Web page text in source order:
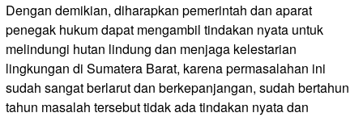
Dengan demikian, diharapkan pemerintah dan aparat
penegak hukum dapat mengambil tindakan nyata untuk
melindungi hutan lindung dan menjaga kelestarian
lingkungan di Sumatera Barat, karena permasalahan ini
sudah sangat berlarut dan berkepanjangan, sudah bertahun
tahun masalah tersebut tidak ada tindakan nyata dan